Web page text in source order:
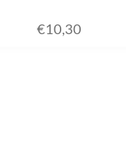
€10,30
ADD TO CART